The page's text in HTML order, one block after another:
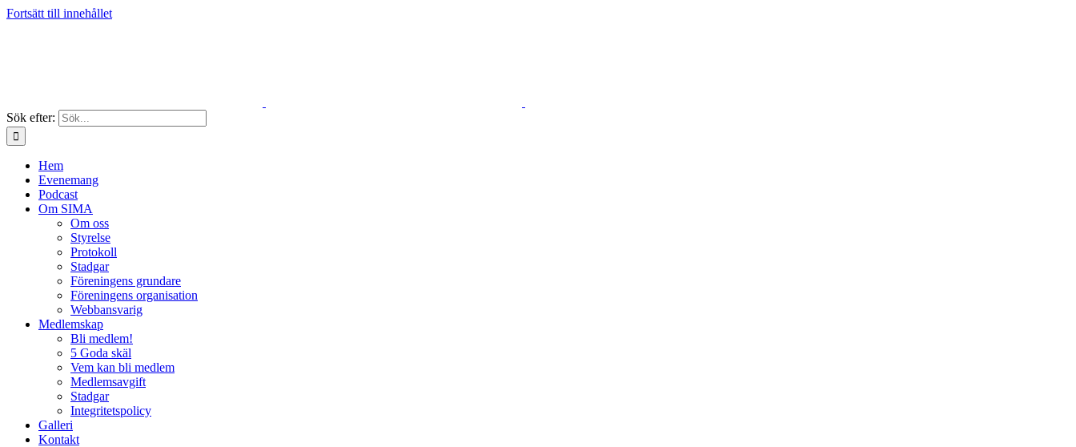
Fortsätt till innehållet
Sök efter:
Hem
Evenemang
Podcast
Om SIMA
Om oss
Styrelse
Protokoll
Stadgar
Föreningens grundare
Föreningens organisation
Webbansvarig
Medlemskap
Bli medlem!
5 Goda skäl
Vem kan bli medlem
Medlemsavgift
Stadgar
Integritetspolicy
Galleri
Kontakt